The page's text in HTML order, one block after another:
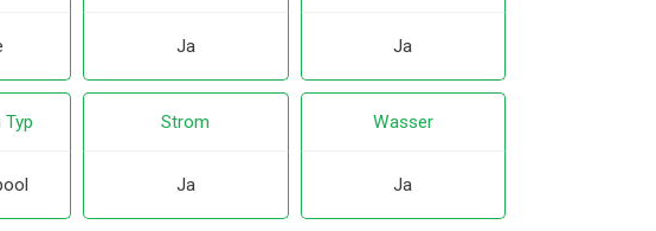
Ja Ja
Strom
Ja
Wasser
Ja